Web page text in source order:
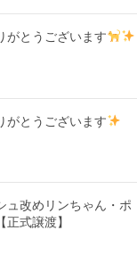
がとうございます
がとうございます
ュ改めリンちゃん・ポ
式譲渡】